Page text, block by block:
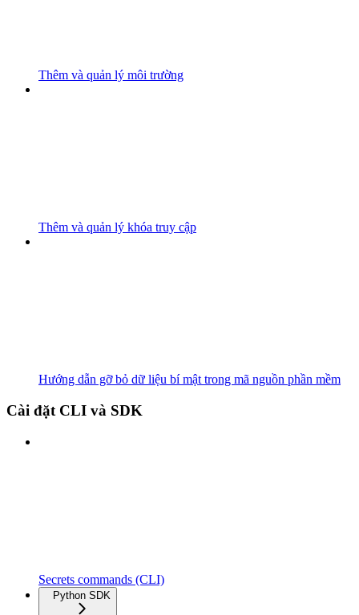
Thêm và quản lý môi trường
Thêm và quản lý khóa truy cập
Hướng dẫn gỡ bỏ dữ liệu bí mật trong mã nguồn phần mềm
Cài đặt CLI và SDK
Secrets commands (CLI)
Python SDK